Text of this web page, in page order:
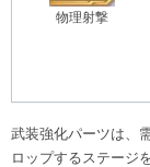
物理射撃
武装強化パーツは、
ロップするステージ